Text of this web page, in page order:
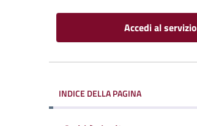
Accedi al servizio
INDICE DELLA PAGINA